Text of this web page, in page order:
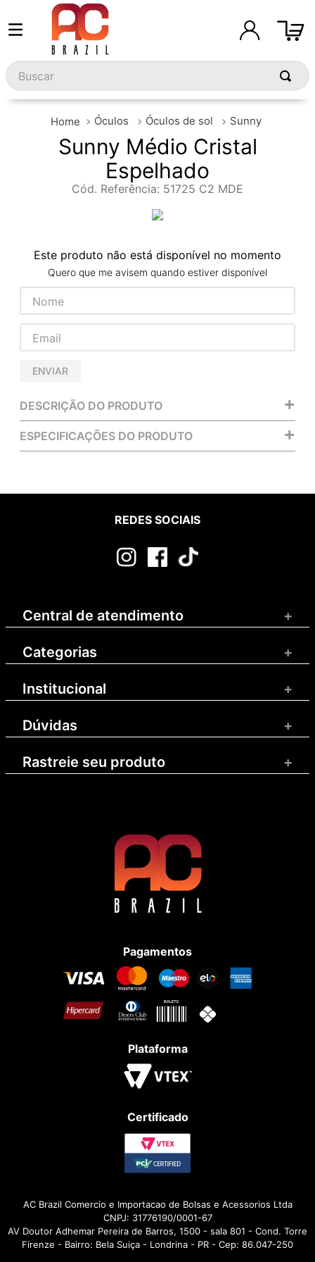
Buscar
Óculos Óculos de sol Sunny
Sunny Médio Cristal
Espelhado
Cód. Referência: 51725 C2 MDE
Este produto não está disponível no momento
Quero que me avisem quando estiver disponível
ENVIAR
DESCRIÇÃO DO PRODUTO +
ESPECIFICAÇÕES DO PRODUTO +
REDES SOCIAIS
Central de atendimento +
Categorias +
Institucional +
Dúvidas +
Rastreie seu produto +
Pagamentos
Plataforma
Certificado
AC Brazil Comercio e Importacao de Bolsas e Acessorios Ltda
CNPJ: 31776190/0001-67
AV Doutor Adhemar Pereira de Barros, 1500 - sala 801 - Cond. Torre
Firenze - Bairro: Bela Suiça - Londrina - PR - Cep: 86.047-250